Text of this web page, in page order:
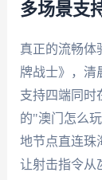
多场景支
真正的流畅体
牌战士》，
支持四端同时
的"澳门怎么
地节点直连珠
让射击指令从